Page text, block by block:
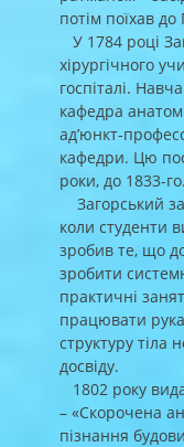
потім поїхав
У 1784 році
хірургічного
госпіталі.
кафедра
ад’юнкт-
кафедри. Цю
роки, до 1833-го.
Загорський
коли студенти
зробив те, що
зробити
практичні
працювати
структуру тіла
досвіду.
1802 року
– «Скорочена
пізнання